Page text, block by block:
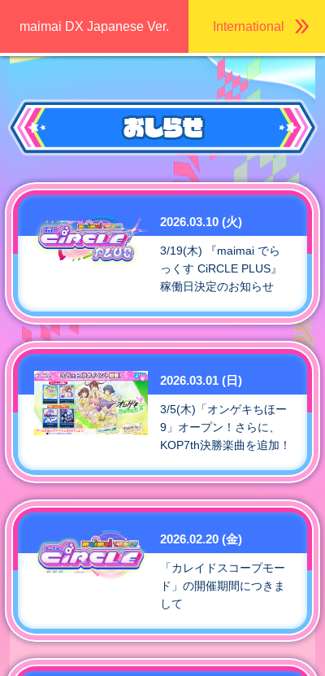
maimai DX Japanese Ver. International
2026.03.10 (火)
3/19(木) 『maimai でら
っくす CiRCLE PLUS』
稼働日決定のお知らせ
2026.03.01 (日)
3/5(木)「オンゲキちほー
9」オープン！さらに、
KOP7th決勝楽曲を追加！
2026.02.20 (金)
「カレイドスコープモー
ド」の開催期間につきま
して